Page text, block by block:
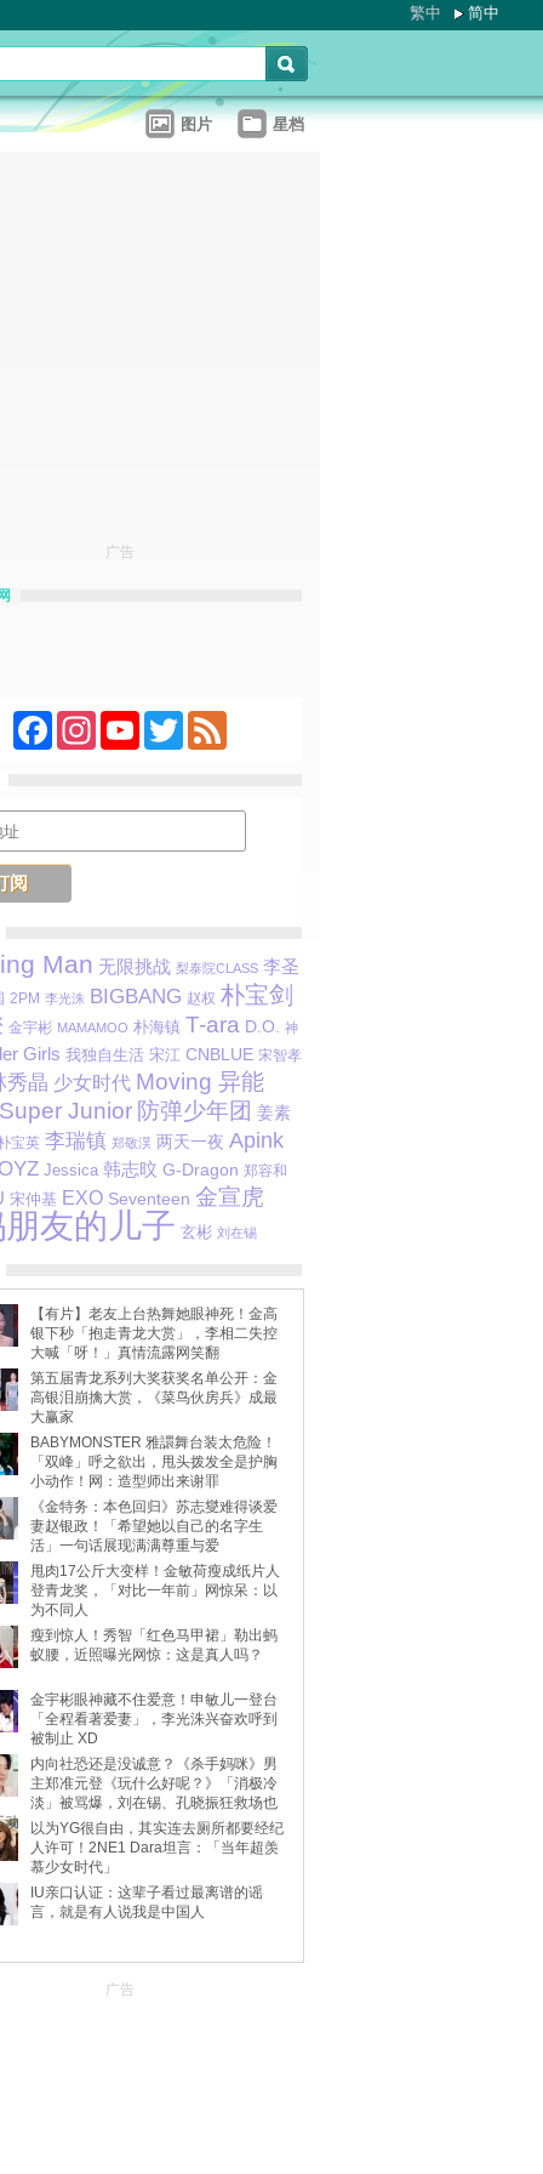
繁中 简中
图片 星档
广告
FacebookInstagramYouTubeTwitterFeed
Man 无限挑战 梨泰院CLASS 李圣
2PM 李光洙 BIGBANG 赵权 朴宝剑
金宇彬 MAMAMOO 朴海镇 T-ara D.O. 神
Girls 我独自生活 宋江 CNBLUE 宋智孝
秀晶 少女时代 Moving 异能
Junior 防弹少年团 姜素
宝英 李瑞镇 郑敬淏 两天一夜 Apink
Jessica 韩志旼 G-Dragon 郑容和
宋仲基 EXO Seventeen 金宣虎
友的儿子 玄彬 刘在锡
【有片】老友上台热舞她眼神死！金高
银下秒「抱走青龙大赏」，李相二失控
大喊「呀！」真情流露网笑翻
第五届青龙系列大奖获奖名单公开：金
高银泪崩擒大赏，《菜鸟伙房兵》成最
大赢家
BABYMONSTER 雅譞舞台装太危险！
「双峰」呼之欲出，甩头拨发全是护胸
小动作！网：造型师出来谢罪
《金特务：本色回归》苏志燮难得谈爱
妻赵银政！「希望她以自己的名字生
活」一句话展现满满尊重与爱
甩肉17公斤大变样！金敏荷瘦成纸片人
登青龙奖，「对比一年前」网惊呆：以
为不同人
瘦到惊人！秀智「红色马甲裙」勒出蚂
蚁腰，近照曝光网惊：这是真人吗？
金宇彬眼神藏不住爱意！申敏儿一登台
「全程看著爱妻」，李光洙兴奋欢呼到
被制止 XD
内向社恐还是没诚意？《杀手妈咪》男
主郑准元登《玩什么好呢？》「消极冷
淡」被骂爆，刘在锡、孔晓振狂救场也
动
以为YG很自由，其实连去厕所都要经纪
人许可！2NE1 Dara坦言：「当年超羡
慕少女时代」
IU亲口认证：这辈子看过最离谱的谣
言，就是有人说我是中国人
广告